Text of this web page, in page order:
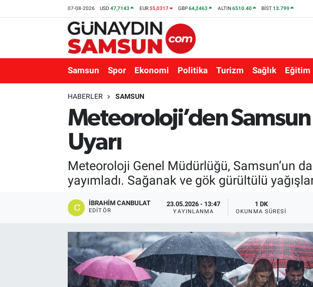
07-08-2026 USD47,7143 EUR55,0317 GBP64,2463 ALTIN6510.40 BİST13.799
Samsun Spor Ekonomi Politika Turizm Sağlık Eğitim
HABERLER SAMSUN
Meteoroloji’den Samsun
Uyarı
Meteoroloji Genel Müdürlüğü, Samsun’un
yayımladı. Sağanak ve gök gürültülü
İBRAHIM CANBULAT
EDITÖR
23.05.2026 - 13:47
YAYINLANMA
1 DK
OKUNMA SÜRESI
Kültür Sanat
Bilim ve Teknoloji
Nöbetçi Eczaneler
Süper Lig Puan Durumu ve Fikstür
Tüm Manşetler
Son Dakika Haberleri